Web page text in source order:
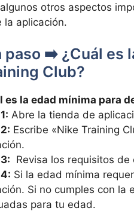
otros aspectos
la aplicación.
paso ➡️ ¿Cuál es
Club?
⁢es la edad mínima para
Abre la tienda de
Escribe «Nike Training
Revisa los requisitos
Si la edad mínima
Si no cumples con la
para tu edad.